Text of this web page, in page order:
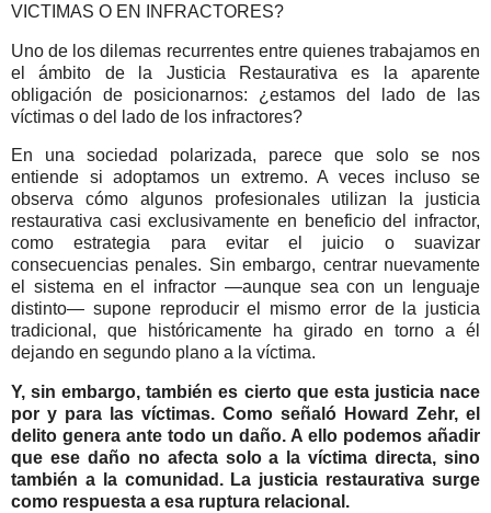
VICTIMAS O EN INFRACTORES?
Uno de los dilemas recurrentes entre quienes trabajamos en
el ámbito de la Justicia Restaurativa es la aparente
obligación de posicionarnos: ¿estamos del lado de las
víctimas o del lado de los infractores?
En una sociedad polarizada, parece que solo se nos
entiende si adoptamos un extremo. A veces incluso se
observa cómo algunos profesionales utilizan la justicia
restaurativa casi exclusivamente en beneficio del infractor,
como estrategia para evitar el juicio o suavizar
consecuencias penales. Sin embargo, centrar nuevamente
el sistema en el infractor —aunque sea con un lenguaje
distinto— supone reproducir el mismo error de la justicia
tradicional, que históricamente ha girado en torno a él
dejando en segundo plano a la víctima.
Y, sin embargo, también es cierto que esta justicia nace
por y para las víctimas. Como señaló Howard Zehr, el
delito genera ante todo un daño. A ello podemos añadir
que ese daño no afecta solo a la víctima directa, sino
también a la comunidad. La justicia restaurativa surge
como respuesta a esa ruptura relacional.